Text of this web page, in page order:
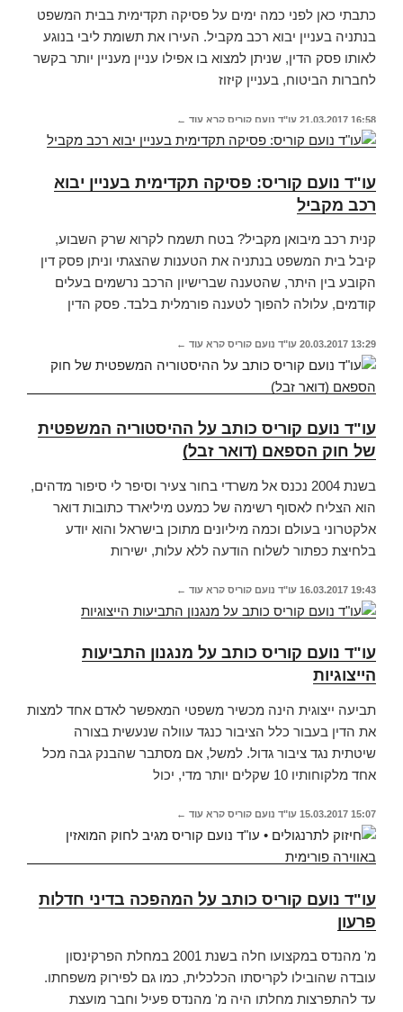
כתבתי כאן לפני כמה ימים על פסיקה תקדימית בבית המשפט
בנתניה בעניין יבוא רכב מקביל. העירו את תשומת ליבי בנוגע
לאותו פסק הדין, שניתן למצוא בו אפילו עניין מעניין יותר בקשר
לחברות הביטוח, בעניין קיזוז
21.03.2017 16:58 עו"ד נועם קוריס קרא עוד ←
עו"ד נועם קוריס: פסיקה תקדימית בעניין יבוא
רכב מקביל
קנית רכב מיבואן מקביל? בטח תשמח לקרוא שרק השבוע,
קיבל בית המשפט בנתניה את הטענות שהצגתי וניתן פסק דין
הקובע בין היתר, שהטענה שברישיון הרכב נרשמים בעלים
קודמים, עלולה להפוך לטענה פורמלית בלבד. פסק הדין
20.03.2017 13:29 עו"ד נועם קוריס קרא עוד ←
עו"ד נועם קוריס כותב על ההיסטוריה המשפטית
של חוק הספאם (דואר זבל)
בשנת 2004 נכנס אל משרדי בחור צעיר וסיפר לי סיפור מדהים,
הוא הצליח לאסוף רשימה של כמעט מיליארד כתובות דואר
אלקטרוני בעולם וכמה מיליונים מתוכן בישראל והוא יודע
בלחיצת כפתור לשלוח הודעה ללא עלות, ישירות
16.03.2017 19:43 עו"ד נועם קוריס קרא עוד ←
עו"ד נועם קוריס כותב על מנגנון התביעות
הייצוגיות
תביעה ייצוגית הינה מכשיר משפטי המאפשר לאדם אחד למצות
את הדין בעבור כלל הציבור כנגד עוולה שנעשית בצורה
שיטתית נגד ציבור גדול. למשל, אם מסתבר שהבנק גבה מכל
אחד מלקוחותיו 10 שקלים יותר מדי, יכול
15.03.2017 15:07 עו"ד נועם קוריס קרא עוד ←
עו"ד נועם קוריס כותב על המהפכה בדיני חדלות
פרעון
מ' מהנדס במקצועו חלה בשנת 2001 במחלת הפרקינסון
עובדה שהובילו לקריסתו הכלכלית, כמו גם לפירוק משפחתו.
עד להתפרצות מחלתו היה מ' מהנדס פעיל וחבר מועצת